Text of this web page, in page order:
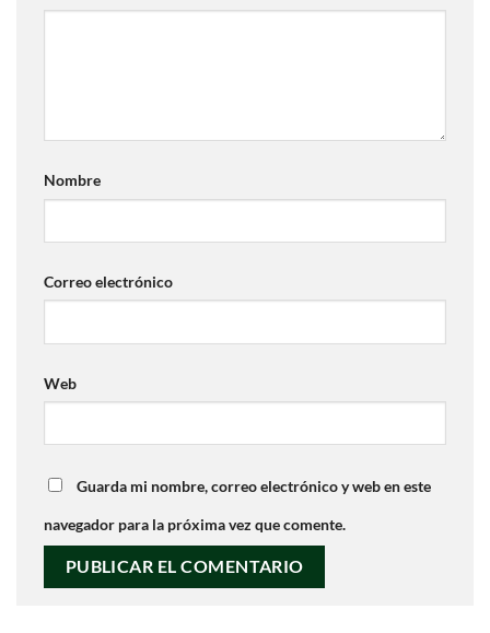
Nombre
Correo electrónico
Web
Guarda mi nombre, correo electrónico y web en este
navegador para la próxima vez que comente.